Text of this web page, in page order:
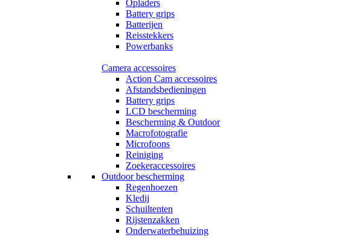
Opladers
Battery grips
Batterijen
Reisstekkers
Powerbanks
Camera accessoires
Action Cam accessoires
Afstandsbedieningen
Battery grips
LCD bescherming
Bescherming & Outdoor
Macrofotografie
Microfoons
Reiniging
Zoekeraccessoires
Outdoor bescherming
Regenhoezen
Kledij
Schuiltenten
Rijstenzakken
Onderwaterbehuizing